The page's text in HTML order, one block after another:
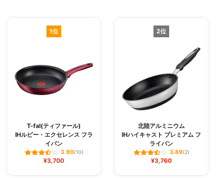
1位
T-fal(ティファール)
IHルビー・エクセレンス フラ
イパン
3.90(10)
¥3,700
2位
北陸アルミニウム
IHハイキャスト プレミアム フ
ライパン
3.89(2)
¥3,760